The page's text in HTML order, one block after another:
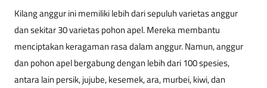
Kilang anggur ini memiliki lebih dari sepuluh varietas anggur
dan sekitar 30 varietas pohon apel. Mereka membantu
menciptakan keragaman rasa dalam anggur. Namun, anggur
dan pohon apel bergabung dengan lebih dari 100 spesies,
antara lain persik, jujube, kesemek, ara, murbei, kiwi, dan